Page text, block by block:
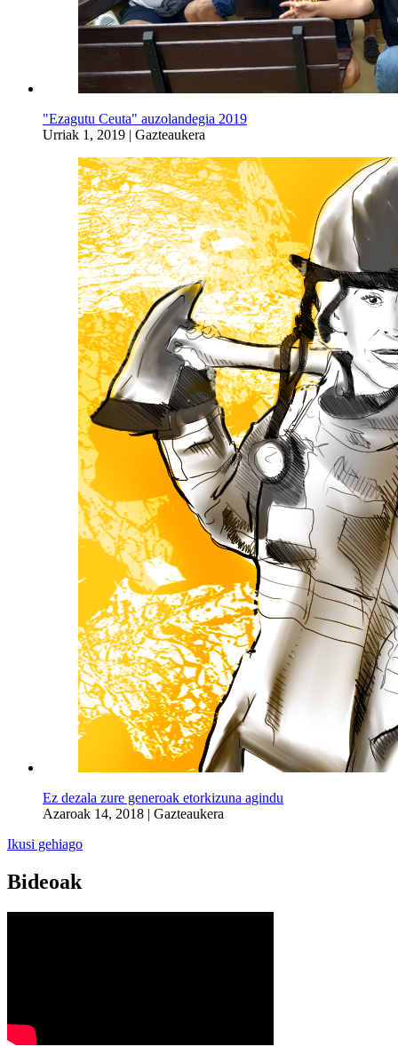
"Ezagutu Ceuta" auzolandegia 2019
Urriak 1, 2019 | Gazteaukera
Ez dezala zure generoak etorkizuna agindu
Azaroak 14, 2018 | Gazteaukera
Ikusi gehiago
Bideoak